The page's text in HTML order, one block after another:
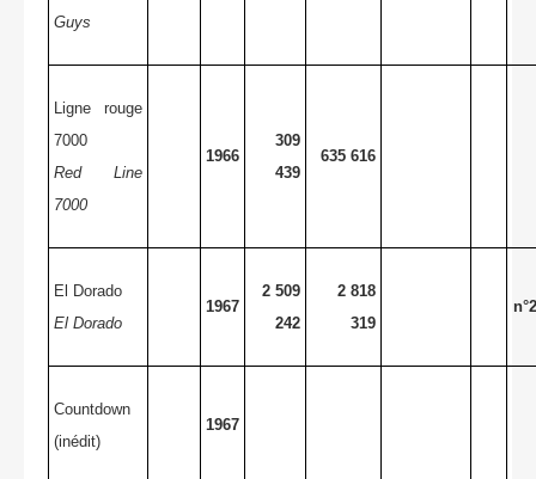
Guys
Ligne rouge
7000
Red Line
7000
1966
309
439
635 616
El Dorado
El Dorado
1967
2 509
242
2 818
319
Countdown
(inédit)
1967